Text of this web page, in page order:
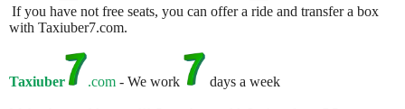
If you have not free seats, you can offer a ride and transfer a box
with Taxiuber7.com.
Taxiuber .com - We work days a week